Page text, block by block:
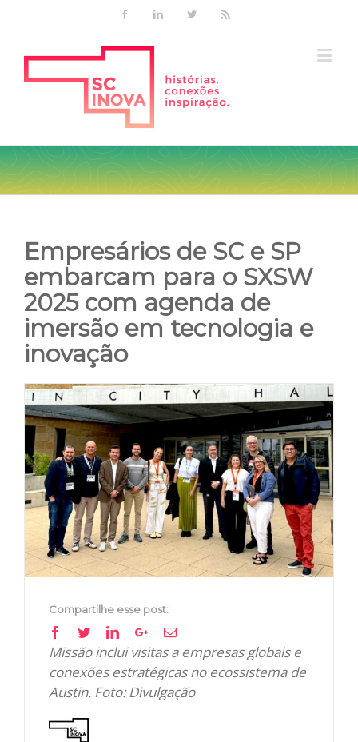
FacebookLinkedinTwitter
Empresários de SC e SP
embarcam para o SXSW
2025 com agenda de
imersão em tecnologia e
inovação
View
Larger
Image
Compartilhe esse post:
Facebook
TwitterLinkedinGoogle+Email
Missão inclui visitas a empresas globais e
conexões estratégicas no ecossistema de
Austin. Foto: Divulgação